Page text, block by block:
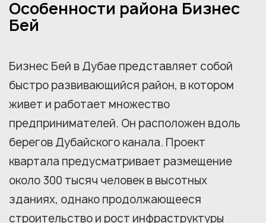
Особенности района Бизнес
Бей
Бизнес Бей в Дубае представляет собой
быстро развивающийся район, в котором
живет и работает множество
предпринимателей. Он расположен вдоль
берегов Дубайского канала. Проект
квартала предусматривает размещение
около 300 тысяч человек в высотных
зданиях, однако продолжающееся
строительство и рост инфраструктуры